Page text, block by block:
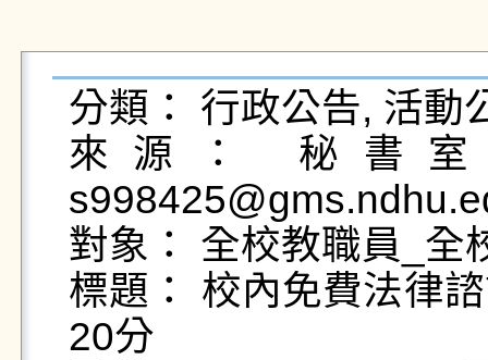
分類： 行政公告, 活動
來源： 秘書
對象： 全校教職員_全
標題： 校內免費法律
20分